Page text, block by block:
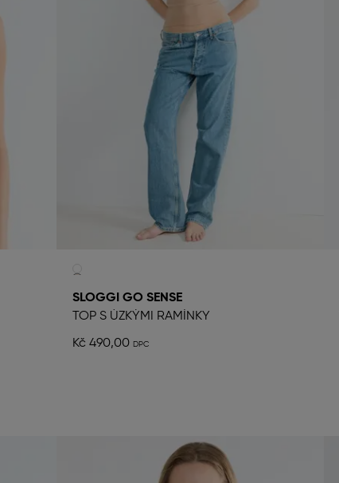
SLOGGI GO SENSE
TOP S ÚZKÝMI RAMÍNKY
Kč 490,00